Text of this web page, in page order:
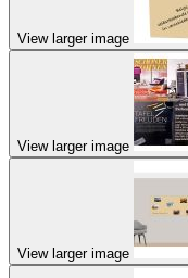
View larger image
View larger image
View larger image